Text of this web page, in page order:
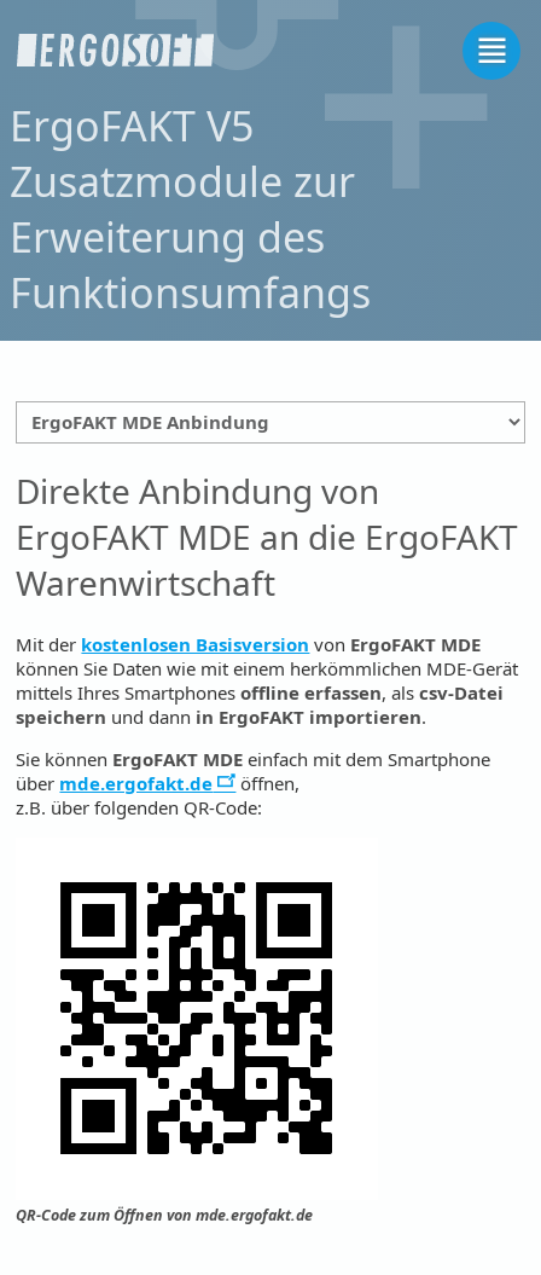
ErgoFAKT V5
Zusatzmodule zur
Erweiterung des
Funktionsumfangs
Direkte Anbindung von
ErgoFAKT MDE an die ErgoFAKT
Warenwirtschaft
Mit der kostenlosen Basisversion von ErgoFAKT MDE
können Sie Daten wie mit einem herkömmlichen MDE-Gerät
mittels Ihres Smartphonesoffline erfassen, alscsv-Datei
speichern und dann in ErgoFAKT importieren.
Sie können ErgoFAKT MDE einfach mit dem Smartphone
über mde.ergofakt.de
öffnen,
z.B. über folgenden QR-Code:
QR-Code zum Öffnen von mde.ergofakt.de